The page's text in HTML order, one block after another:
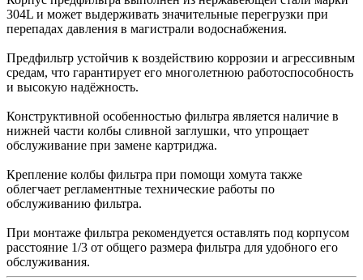
304L и может выдерживать значительные перегрузки при
перепадах давления в магистрали водоснабжения.
Предфильтр устойчив к воздействию коррозии и агрессивным
средам, что гарантирует его многолетнюю работоспособность
и высокую надёжность.
Конструктивной особенностью фильтра является наличие в
нижней части колбы сливной заглушки, что упрощает
обслуживание при замене картриджа.
Крепление колбы фильтра при помощи хомута также
облегчает регламентные технические работы по
обслуживанию фильтра.
При монтаже фильтра рекомендуется оставлять под корпусом
расстояние 1/3 от общего размера фильтра для удобного его
обслуживания.